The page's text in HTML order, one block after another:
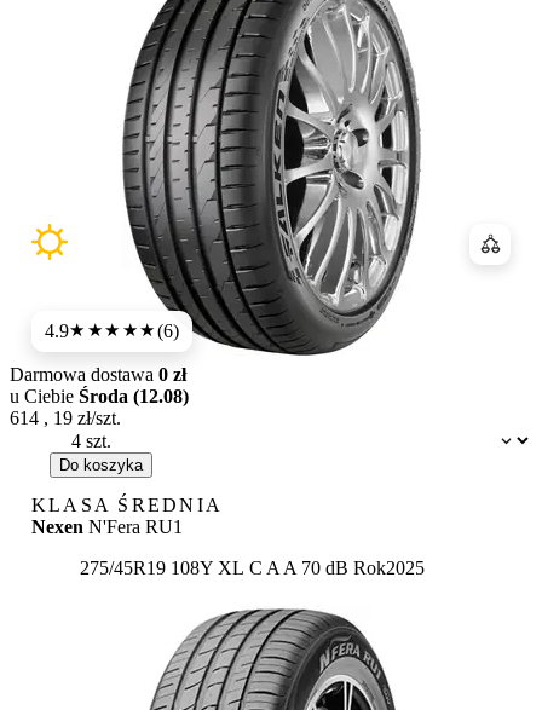
4.9★★★★★(6)
Dostępność:
Darmowa dostawa 0 zł
u Ciebie Środa (12.08)
614 , 19 zł/szt.
Do koszyka
KLASA ŚREDNIA
Nexen N'Fera RU1
275/45R19 108Y XL Etykieta:
C A A 70 dB Rok2025